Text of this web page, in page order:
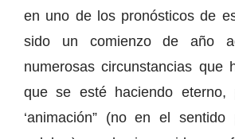
en uno de los pronósticos de
sido un comienzo de año
numerosas circunstancias que
que se esté haciendo eterno,
‘animación” (no en el